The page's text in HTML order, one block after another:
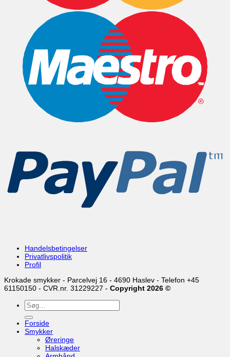
Handelsbetingelser
Privatlivspolitik
Profil
Krokade smykker - Parcelvej 16 - 4690 Haslev - Telefon +45
61150150 - CVR.nr. 31229227 - Copyright 2026 ©
Søg
efter:
Forside
Smykker
Øreringe
Halskæder